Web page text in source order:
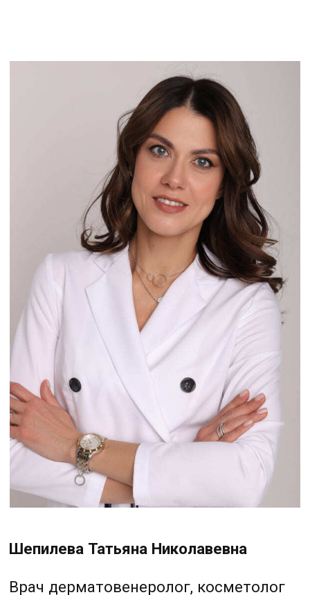
Шепилева Татьяна Николавевна
Врач дерматовенеролог, косметолог
Опыт работы: 10 лет
Записаться